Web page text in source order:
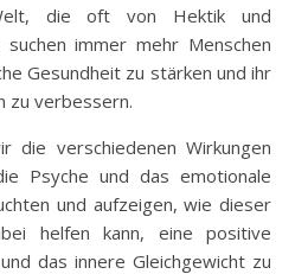
die oft von Hektik und
immer mehr Menschen
Gesundheit zu stärken und ihr
zu verbessern.
die verschiedenen Wirkungen
Psyche und das emotionale
und aufzeigen, wie dieser
helfen kann, eine positive
das innere Gleichgewicht zu